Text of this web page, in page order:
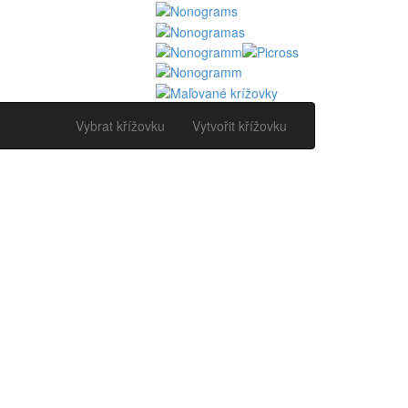
Vybrat křížovku Vytvořit křížovku